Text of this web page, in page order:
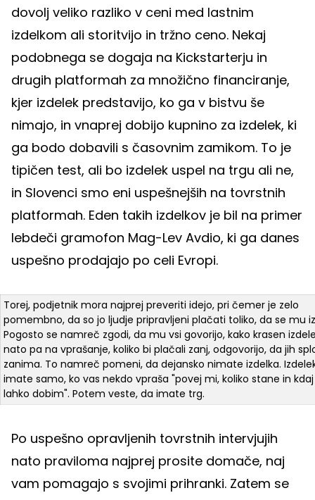
dovolj veliko razliko v ceni med lastnim
izdelkom ali storitvijo in tržno ceno. Nekaj
podobnega se dogaja na Kickstarterju in
drugih platformah za množično financiranje,
kjer izdelek predstavijo, ko ga v bistvu še
nimajo, in vnaprej dobijo kupnino za izdelek, ki
ga bodo dobavili s časovnim zamikom. To je
tipičen test, ali bo izdelek uspel na trgu ali ne,
in Slovenci smo eni uspešnejših na tovrstnih
platformah. Eden takih izdelkov je bil na primer
lebdeči gramofon Mag-Lev Avdio, ki ga danes
uspešno prodajajo po celi Evropi.
Torej, podjetnik mora najprej preveriti idejo, pri čemer je zelo
pomembno, da so jo ljudje pripravljeni plačati toliko, da se mu
Pogosto se namreč zgodi, da mu vsi govorijo, kako krasen
nato pa na vprašanje, koliko bi plačali zanj, odgovorijo, da jih
zanima. To namreč pomeni, da dejansko nimate izdelka.
imate samo, ko vas nekdo vpraša "povej mi, koliko stane in
lahko dobim". Potem veste, da imate trg.
Po uspešno opravljenih tovrstnih intervjujih
nato praviloma najprej prosite domače, naj
vam pomagajo s svojimi prihranki. Zatem se